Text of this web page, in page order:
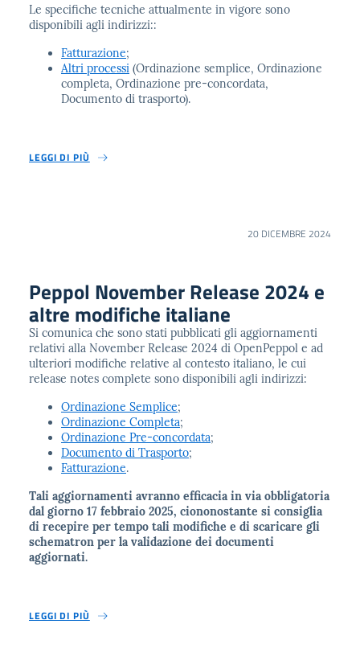
Le specifiche tecniche attualmente in vigore sono
disponibili agli indirizzi::
Fatturazione;
Altri processi (Ordinazione semplice, Ordinazione
completa, Ordinazione pre-concordata,
Documento di trasporto).
LEGGI DI PIÙ
20 DICEMBRE 2024
Peppol November Release 2024 e
altre modifiche italiane
Si comunica che sono stati pubblicati gli aggiornamenti
relativi alla November Release 2024 di OpenPeppol e ad
ulteriori modifiche relative al contesto italiano, le cui
release notes complete sono disponibili agli indirizzi:
Ordinazione Semplice;
Ordinazione Completa;
Ordinazione Pre-concordata;
Documento di Trasporto;
Fatturazione.
Tali aggiornamenti avranno efficacia in via obbligatoria
dal giorno 17 febbraio 2025, ciononostante si consiglia
di recepire per tempo tali modifiche e di scaricare gli
schematron per la validazione dei documenti
aggiornati.
LEGGI DI PIÙ